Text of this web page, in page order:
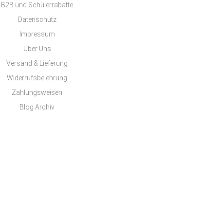
B2B und Schülerrabatte
Datenschutz
Impressum
Über Uns
Versand & Lieferung
Widerrufsbelehrung
Zahlungsweisen
Blog Archiv